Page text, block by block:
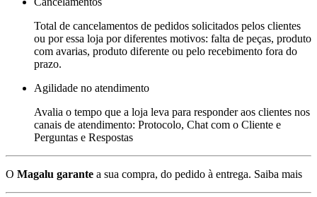
Total de cancelamentos de pedidos solicitados pelos clientes
ou por essa loja por diferentes motivos: falta de peças, produto
com avarias, produto diferente ou pelo recebimento fora do
prazo.
Agilidade no atendimento
Avalia o tempo que a loja leva para responder aos clientes nos
canais de atendimento: Protocolo, Chat com o Cliente e
Perguntas e Respostas
O Magalu garante a sua compra, do pedido à entrega. Saiba mais